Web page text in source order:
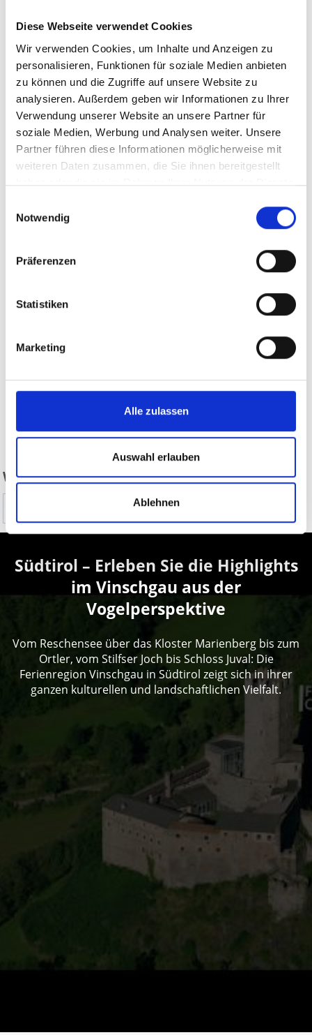
Diese Webseite verwendet Cookies
Wir verwenden Cookies, um Inhalte und Anzeigen zu
personalisieren, Funktionen für soziale Medien anbieten
zu können und die Zugriffe auf unsere Website zu
analysieren. Außerdem geben wir Informationen zu Ihrer
Verwendung unserer Website an unsere Partner für
soziale Medien, Werbung und Analysen weiter. Unsere
Partner führen diese Informationen möglicherweise mit
weiteren Daten zusammen, die Sie ihnen bereitgestellt
haben oder die sie im Rahmen Ihrer Nutzung der Dienste
Notwendig
Präferenzen
Statistiken
Marketing
Alle zulassen
Auswahl erlauben
Ablehnen
Impressionen
zurück
WAR DER INHALT FÜR SIE HILFREICH?
Südtirol – Erleben Sie die Highlights
im Vinschgau aus der
Vogelperspektive
Vom Reschensee über das Kloster Marienberg bis zum
Ortler, vom Stilfser Joch bis Schloss Juval: Die
Ferienregion Vinschgau in Südtirol zeigt sich in ihrer
ganzen kulturellen und landschaftlichen Vielfalt.